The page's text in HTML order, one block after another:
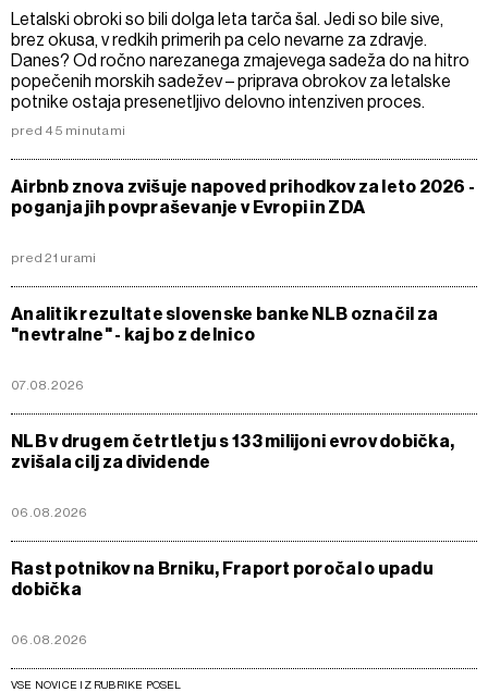
Letalski obroki so bili dolga leta tarča šal. Jedi so bile sive,
brez okusa, v redkih primerih pa celo nevarne za zdravje.
Danes? Od ročno narezanega zmajevega sadeža do na hitro
popečenih morskih sadežev – priprava obrokov za letalske
potnike ostaja presenetljivo delovno intenziven proces.
pred 45 minutami
Airbnb znova zvišuje napoved prihodkov za leto 2026 -
poganja jih povpraševanje v Evropi in ZDA
pred 21 urami
Analitik rezultate slovenske banke NLB označil za
"nevtralne" - kaj bo z delnico
07.08.2026
NLB v drugem četrtletju s 133 milijoni evrov dobička,
zvišala cilj za dividende
06.08.2026
Rast potnikov na Brniku, Fraport poročal o upadu
dobička
06.08.2026
VSE NOVICE IZ RUBRIKE POSEL